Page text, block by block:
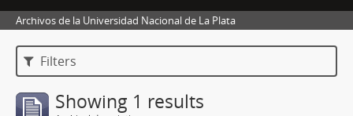
Archivos de la Universidad Nacional de La Plata
Filters
Showing 1 results